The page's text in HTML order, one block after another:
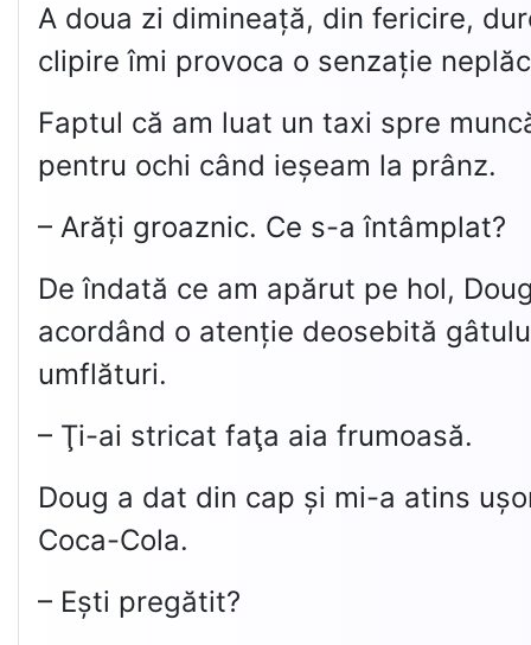
A doua zi dimineață, din fericire,
clipire îmi provoca o senzație
Faptul că am luat un taxi spre
pentru ochi când ieșeam la prânz.
– Arăți groaznic. Ce s-a întâmplat?
De îndată ce am apărut pe hol,
acordând o atenție deosebită
umflături.
– Ţi-ai stricat faţa aia frumoasă.
Doug a dat din cap și mi-a atins
Coca-Cola.
– Ești pregătit?